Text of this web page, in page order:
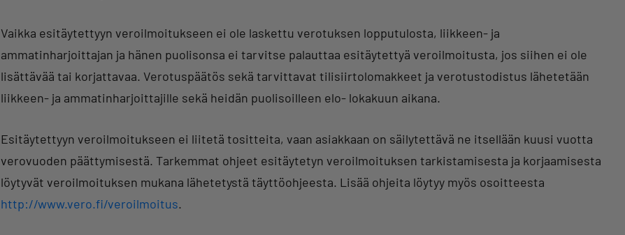
Vaikka esitäytettyyn veroilmoitukseen ei ole laskettu verotuksen lopputulosta, liikkeen- ja
ammatinharjoittajan ja hänen puolisonsa ei tarvitse palauttaa esitäytettyä veroilmoitusta, jos siihen ei ole
lisättävää tai korjattavaa. Verotuspäätös sekä tarvittavat tilisiirtolomakkeet ja verotustodistus lähetetään
liikkeen- ja ammatinharjoittajille sekä heidän puolisoilleen elo- lokakuun aikana.
Esitäytettyyn veroilmoitukseen ei liitetä tositteita, vaan asiakkaan on säilytettävä ne itsellään kuusi vuotta
verovuoden päättymisestä. Tarkemmat ohjeet esitäytetyn veroilmoituksen tarkistamisesta ja korjaamisesta
löytyvät veroilmoituksen mukana lähetetystä täyttöohjeesta. Lisää ohjeita löytyy myös osoitteesta
http://www.vero.fi/veroilmoitus.